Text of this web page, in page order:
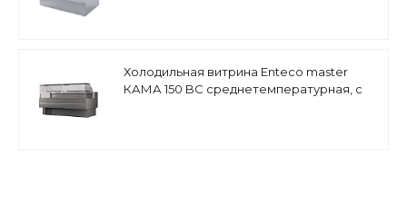
Холодильная витрина Enteco master
КАМА 150 BC среднетемпературная, с